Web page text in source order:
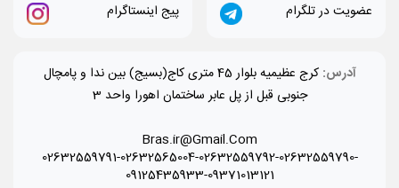
عضویت در تلگرام پیج اینستاگرام
آدرس:
کرج عظیمیه بلوار 45 متری کاج(بسیج) بین ندا و پامچال
جنوبی قبل از پل عابر ساختمان اهورا واحد 3
Bras.ir@Gmail.Com
02632559791-02632565004-02632559792-02632559790-
09125435933-09371013121